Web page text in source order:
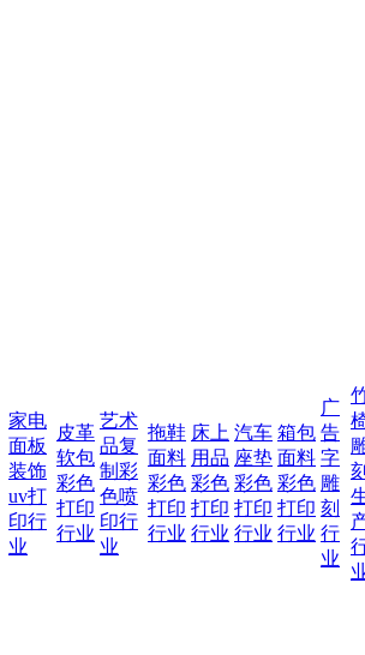
家电
面板
装饰
uv打
印行
业
皮革
软包
彩色
打印
行业
艺术
品复
制彩
色喷
印行
业
拖鞋
面料
彩色
打印
行业
床上
用品
彩色
打印
行业
汽车
座垫
彩色
打印
行业
箱包
面料
彩色
打印
行业
广
告
字
雕
刻
行
业
刻